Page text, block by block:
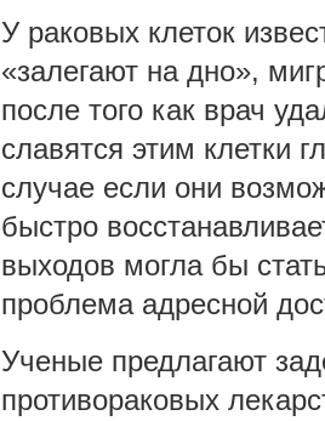
У раковых клеток
«залегают на дно»,
после того как врач
славятся этим клетки
случае если они
быстро
выходов могла бы
проблема адресной
Ученые предлагают
противораковых